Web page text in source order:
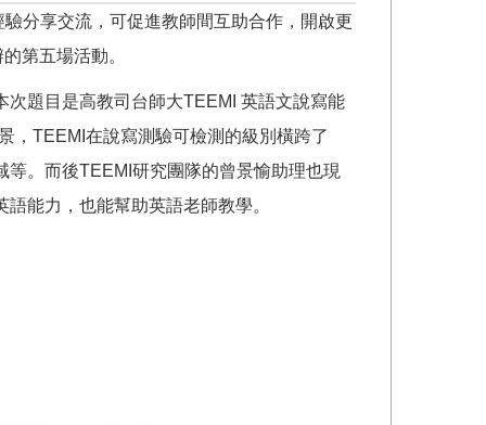
分享交流，可促進教師間互助合作，開啟更
第五場活動。
題目是高教司台師大TEEMI 英語文說寫能
，TEEMI在說寫測驗可檢測的級別橫跨了
。而後TEEMI研究團隊的曾景愉助理也現
能力，也能幫助英語老師教學。